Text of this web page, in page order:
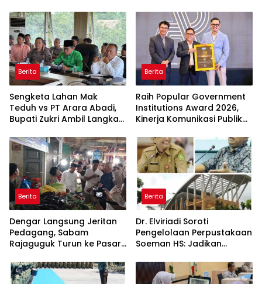
Jaringan Pembalak Liar
Berita
Sengketa Lahan Mak
Teduh vs PT Arara Abadi,
Bupati Zukri Ambil Langkah
Berita
Raih Popular Government
Institutions Award 2026,
Kinerja Komunikasi Publik
Kembali Diakui
Berita
Dengar Langsung Jeritan
Pedagang, Sabam
Rajaguguk Turun ke Pasar
Berita
Dr. Elviriadi Soroti
Pengelolaan Perpustakaan
Soeman HS: Jadikan
Kawah Candradimuka
Intelektual